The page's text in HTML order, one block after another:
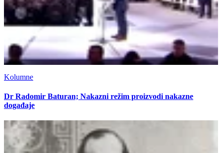
Kolumne
Dr Radomir Baturan; Nakazni režim proizvodi nakazne
događaje